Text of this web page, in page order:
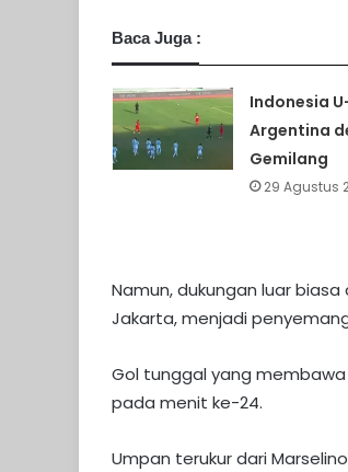
Baca Juga :
Indonesia
Argentina
Gemilang
29 Agustus
Namun, dukungan luar
Jakarta, menjadi
Gol tunggal yang
pada menit ke-24.
Umpan terukur dari